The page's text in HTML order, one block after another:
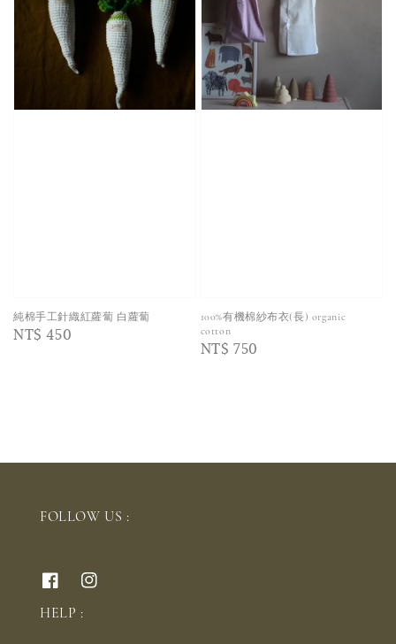
純棉手工針織紅蘿蔔 白蘿蔔
Regular
NT$ 450
100%有機棉紗布衣(長) organic
cotton
Regular
NT$ 750
FOLLOW US :
HELP :